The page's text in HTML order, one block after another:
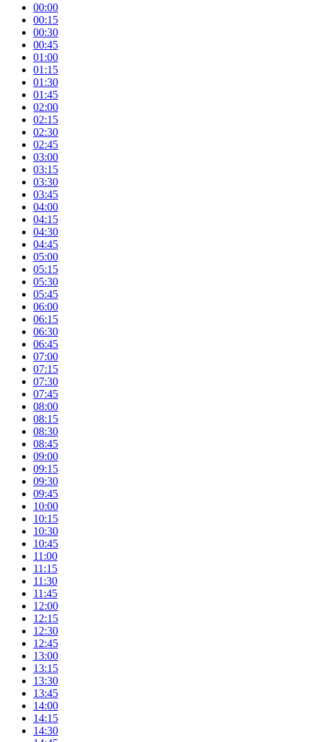
00:00
00:15
00:30
00:45
01:00
01:15
01:30
01:45
02:00
02:15
02:30
02:45
03:00
03:15
03:30
03:45
04:00
04:15
04:30
04:45
05:00
05:15
05:30
05:45
06:00
06:15
06:30
06:45
07:00
07:15
07:30
07:45
08:00
08:15
08:30
08:45
09:00
09:15
09:30
09:45
10:00
10:15
10:30
10:45
11:00
11:15
11:30
11:45
12:00
12:15
12:30
12:45
13:00
13:15
13:30
13:45
14:00
14:15
14:30